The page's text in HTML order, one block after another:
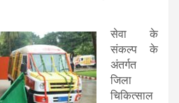
सेवा के
संकल्प के
अंतर्गत
जिला
चिकित्साल